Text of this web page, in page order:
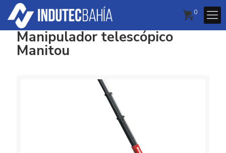
0
Manipulador telescópico
Manitou